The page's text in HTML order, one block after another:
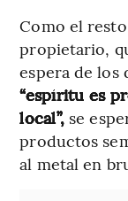
Como el
propietario,
espera de los
“espíritu es
local”, se
productos
al metal en